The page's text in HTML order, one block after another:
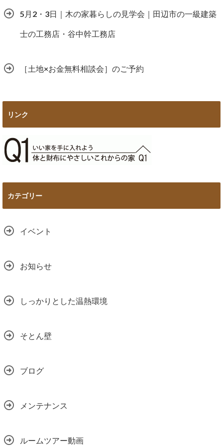
5月2・3日｜木の家暮らしの見学会｜田辺市の一級建築
士の工務店・谷中幹工務店
［土地×お金無料相談会］のご予約
リンク
カテゴリー
イベント
お知らせ
しっかりとした温熱環境
そとん壁
ブログ
メンテナンス
ルームツアー動画